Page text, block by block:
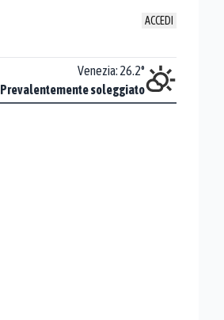
ACCEDI
Venezia: 26.2°
Prevalentemente soleggiato